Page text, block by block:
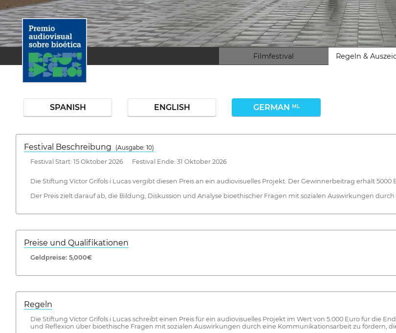
Filmfestival Regeln &
SPANISH ENGLISH GERMAN ML
Festival Beschreibung
(Ausgabe: 10)
Festival Start: 15 Oktober 2026 Festival Ende: 31 Oktober 2026
Die Stiftung Víctor Grífols i Lucas vergibt diesen Preis an ein audiovisuelles Projekt. Der Gewinnerbeitrag erhält
Der Preis zielt darauf ab, die Bildung, Diskussion und Analyse bioethischer Fragen mit sozialen Auswirkungen
Preise und Qualifikationen
Geldpreise: 5,000€
Regeln
Die Stiftung Víctor Grífols i Lucas schreibt einen Preis für ein audiovisuelles Projekt im Wert von 5.000 Euro für die
und Reflexion über bioethische Fragen mit sozialen Auswirkungen durch eine Kommunikationsarbeit zu fördern,